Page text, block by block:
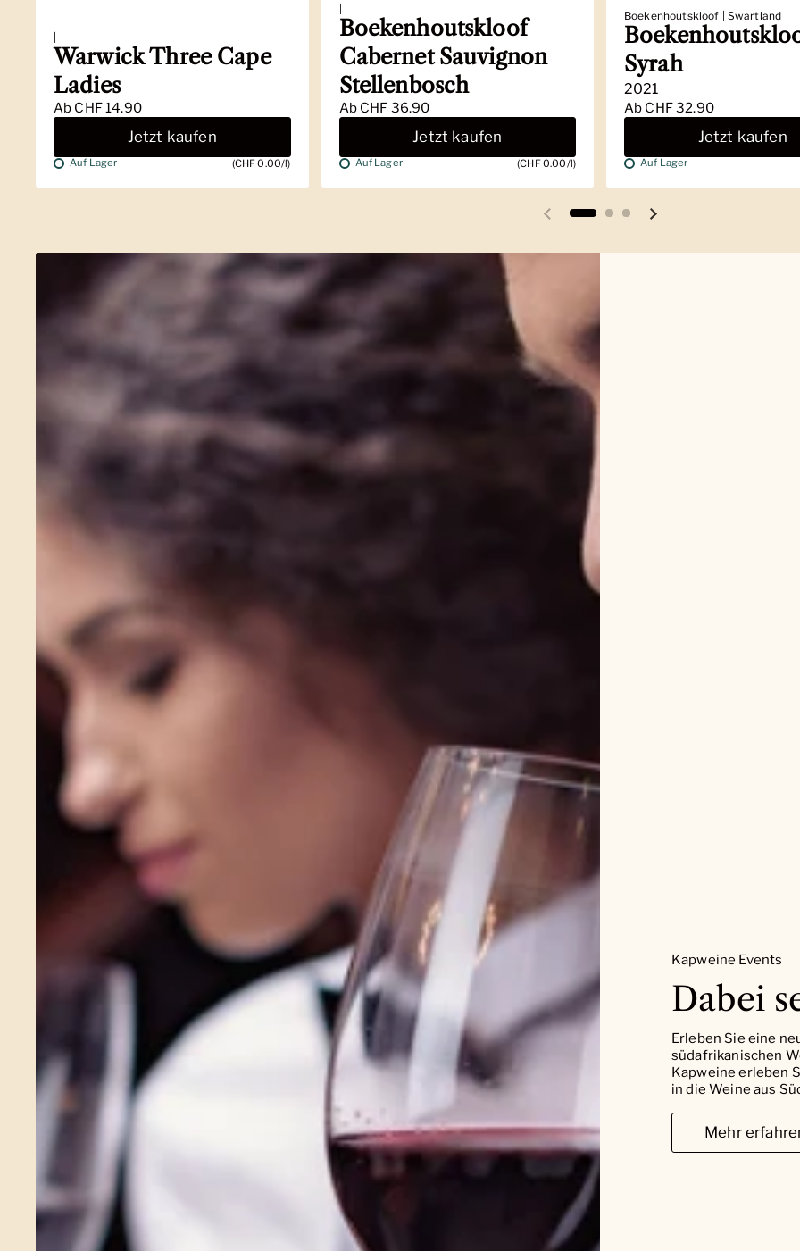
|
Warwick Three Cape
Ladies
Ab CHF 14.90
Jetzt kaufen
Auf Lager (CHF 0.00/l)
|
Boekenhoutskloof
Cabernet Sauvignon
Stellenbosch
Ab CHF 36.90
Jetzt kaufen
Auf Lager (CHF 0.00/l)
Boekenhoutskloof | Swartland
Syrah
2021
Ab CHF 32.90
Jetzt kaufen
Auf Lager
Vorherige Folie Nächste Folie
Kapweine Events
Dabei
Erleben Sie eine
südafrikanischen
Kapweine erleben
in die Weine aus
Mehr